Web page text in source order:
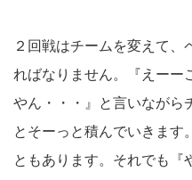
２回戦はチームを変えて、
ればなりません。『えーー
やん・・・』と言いながら
とそーっと積んでいきます
ともあります。それでも『